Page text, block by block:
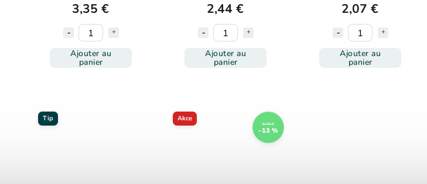
3,35 €
Ajouter au
panier
2,44 €
Ajouter au
panier
2,07 €
Ajouter au
panier
Tip Akce
6,16 €
–13 %